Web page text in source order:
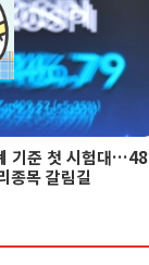
기준 첫 시험대…48
종목 갈림길